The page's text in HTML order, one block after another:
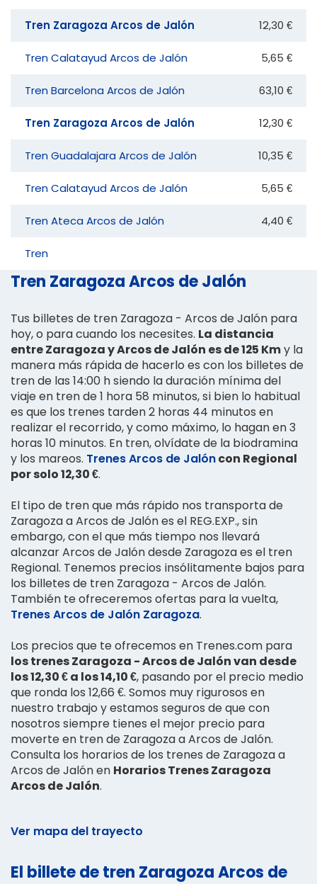
Tren Zaragoza Arcos de Jalón 12,30 €
Tren Calatayud Arcos de Jalón 5,65 €
Tren Barcelona Arcos de Jalón 63,10 €
Tren Zaragoza Arcos de Jalón 12,30 €
Tren Guadalajara Arcos de Jalón 10,35 €
Tren Calatayud Arcos de Jalón 5,65 €
Tren Ateca Arcos de Jalón 4,40 €
Tren
Tren Zaragoza Arcos de Jalón
Tus billetes de tren Zaragoza - Arcos de Jalón para
hoy, o para cuando los necesites. La distancia
entre Zaragoza y Arcos de Jalón es de 125 Kmy la
manera más rápida de hacerlo es con los billetes de
tren de las 14:00 h siendo la duración mínima del
viaje en tren de 1 hora 58 minutos, si bien lo habitual
es que los trenes tarden 2 horas 44 minutos en
realizar el recorrido, y como máximo, lo hagan en 3
horas 10 minutos. En tren, olvídate de la biodramina
y los mareos. Trenes Arcos de Jalóncon Regional
por solo 12,30 €.
El tipo de tren que más rápido nos transporta de
Zaragoza a Arcos de Jalón es el REG.EXP., sin
embargo, con el que más tiempo nos llevará
alcanzar Arcos de Jalón desde Zaragoza es el tren
Regional. Tenemos precios insólitamente bajos para
los billetes de tren Zaragoza - Arcos de Jalón.
También te ofreceremos ofertas para la vuelta,
Trenes Arcos de Jalón Zaragoza.
Los precios que te ofrecemos en Trenes.com para
los trenes Zaragoza - Arcos de Jalón van desde
los 12,30 € a los 14,10 €, pasando por el precio medio
que ronda los 12,66 €. Somos muy rigurosos en
nuestro trabajo y estamos seguros de que con
nosotros siempre tienes el mejor precio para
moverte en tren de Zaragoza a Arcos de Jalón.
Consulta los horarios de los trenes de Zaragoza a
Arcos de Jalón en Horarios Trenes Zaragoza
Arcos de Jalón.
Ver mapa del trayecto
El billete de tren Zaragoza Arcos de